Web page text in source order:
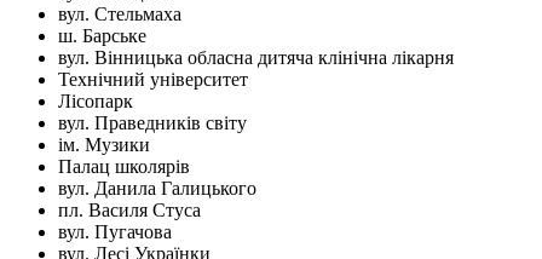
вул. Стельмаха
ш. Барське
вул. Вінницька обласна дитяча клінічна лікарня
Технічний університет
Лісопарк
вул. Праведників світу
ім. Музики
Палац школярів
вул. Данила Галицького
пл. Василя Стуса
вул. Пугачова
вул. Лесі Українки